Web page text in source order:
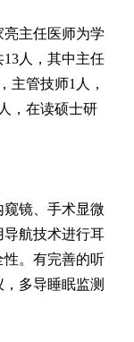
主任医师为学
人，其中主任
主管技师1人，
，在读硕士研
镜、手术显微
航技术进行耳
。有完善的听
多导睡眠监测